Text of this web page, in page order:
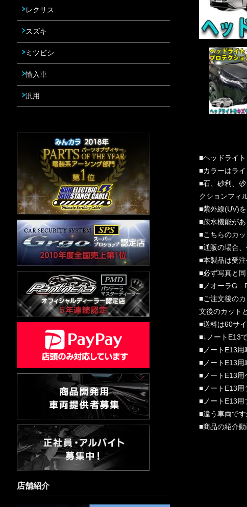
■ヘッドライ
■カラーはラ
■石、砂利、
クションフィ
■紫外線(UV)
■疎水機能があ
■こちらのカ
■通販の場合
■本製品は受
■必ず写真と
■ノオーラG
■ご注文後の
文後のカット
■送料は60サイ
■↓ノートE13
■ノートE13用
■ノートE13用
■ノートE13用
■ノートE13用
■ノートE13用
■違う車両で
■商品の紹介
レクサス
スズキ
ミツビシ
輸入車
汎用
店舗紹介